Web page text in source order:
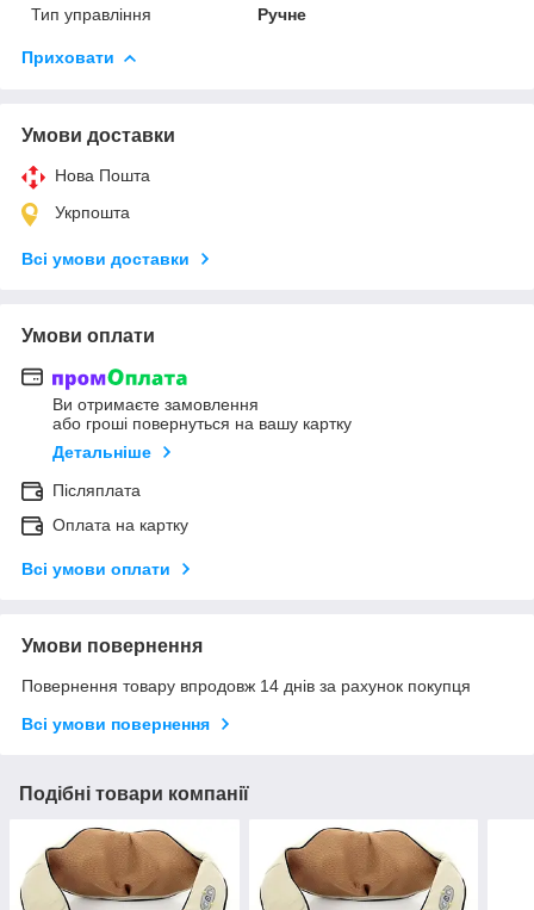
Тип управління
Ручне
Приховати
Умови доставки
Нова Пошта
Укрпошта
Всі умови доставки
Умови оплати
Ви отримаєте замовлення
або гроші повернуться на вашу картку
Детальніше
Післяплата
Оплата на картку
Всі умови оплати
Умови повернення
Повернення товару впродовж 14 днів за рахунок покупця
Всі умови повернення
Подібні товари компанії